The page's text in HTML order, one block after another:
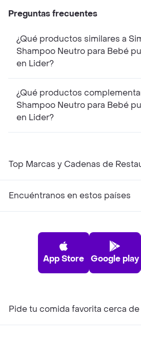
Preguntas frecuentes
¿Qué productos similares a
Shampoo Neutro para Bebé
en Lider?
¿Qué productos
Shampoo Neutro para Bebé
en Lider?
Top Marcas y Cadenas de
Encuéntranos en estos países
App Store Google play
Pide tu comida favorita cerca de